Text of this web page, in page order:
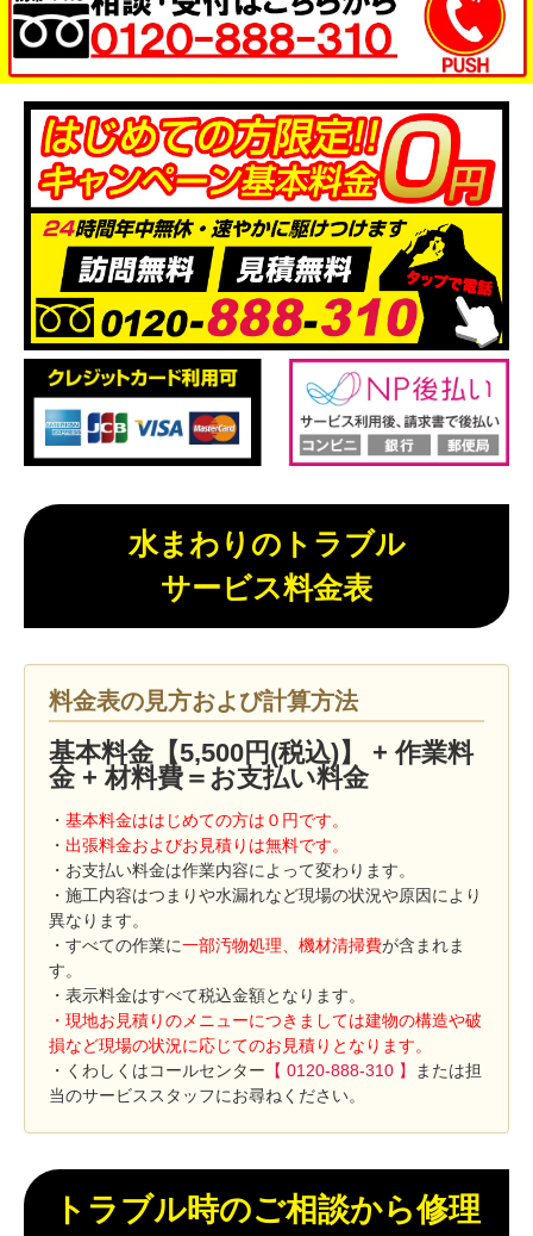
水まわりのトラブル
サービス料金表
料金表の見方および計算方法
基本料金【5,500円(税込)】 + 作業料
金 + 材料費＝お支払い料金
・ 基本料金ははじめての方は０円です。
・ 出張料金およびお見積りは無料です。
・お支払い料金は作業内容によって変わります。
・施工内容はつまりや水漏れなど現場の状況や原因により
異なります。
・すべての作業に一部汚物処理、機材清掃費が含まれま
す。
・表示料金はすべて税込金額となります。
・現地お見積りのメニューにつきましては建物の構造や破
損など現場の状況に応じてのお見積りとなります。
・くわしくはコールセンター 【 0120-888-310 】
または担
当のサービススタッフにお尋ねください。
トラブル時のご相談から修理